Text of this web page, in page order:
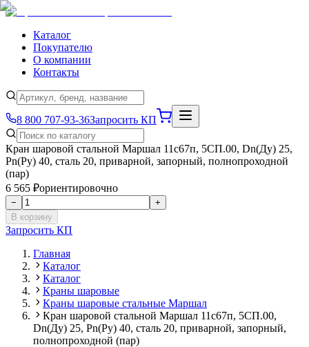
Каталог
Покупателю
О компании
Контакты
8 800 707-93-36Запросить КП
Кран шаровой стальной Маршал 11с67п, 5СП.00, Dn(Ду) 25,
Рn(Ру) 40, сталь 20, приварной, запорный, полнопроходной
(пар)
6 565 ₽ориентировочно
−
+
В корзину
Запросить КП
Главная
Каталог
Каталог
Краны шаровые
Краны шаровые стальные Маршал
Кран шаровой стальной Маршал 11с67п, 5СП.00,
Dn(Ду) 25, Рn(Ру) 40, сталь 20, приварной, запорный,
полнопроходной (пар)